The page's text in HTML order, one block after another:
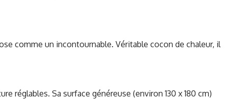
comme un incontournable. Véritable cocon de chaleur, il
réglables. Sa surface généreuse (environ 130 x 180 cm)